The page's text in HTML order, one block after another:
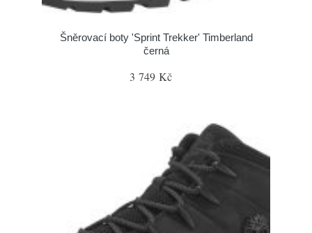
Šněrovací boty 'Sprint Trekker' Timberland
černá
3 749 Kč